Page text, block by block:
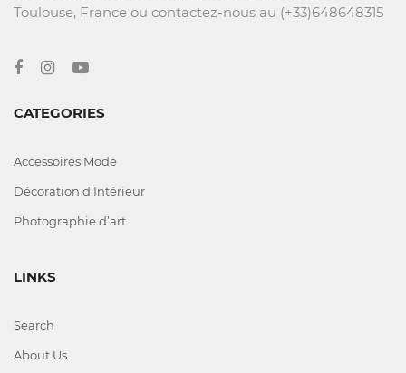
Toulouse, France ou contactez-nous au (+33)648648315
CATEGORIES
Accessoires Mode
Décoration d’Intérieur
Photographie d’art
LINKS
Search
About Us